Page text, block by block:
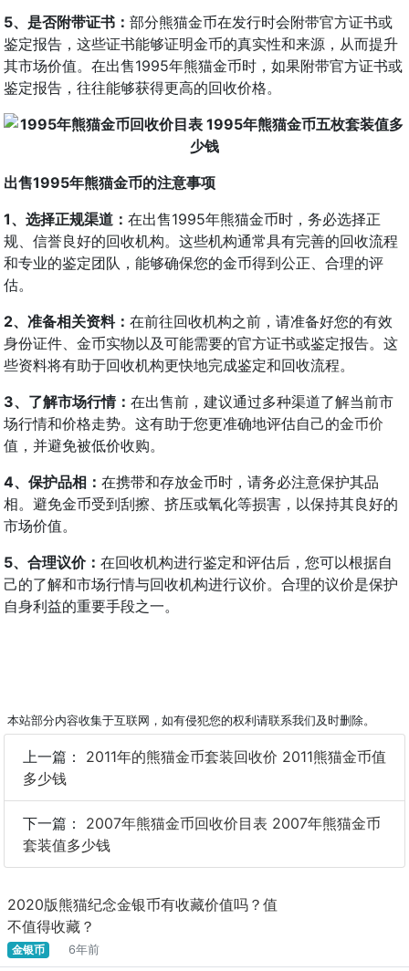
5、是否附带证书： 部分熊猫金币在发行时会附带官方证书或
鉴定报告，这些证书能够证明金币的真实性和来源，从而提升
其市场价值。在出售1995年熊猫金币时，如果附带官方证书或
鉴定报告，往往能够获得更高的回收价格。
出售1995年熊猫金币的注意事项
1、选择正规渠道： 在出售1995年熊猫金币时，务必选择正
规、信誉良好的回收机构。这些机构通常具有完善的回收流程
和专业的鉴定团队，能够确保您的金币得到公正、合理的评
估。
2、准备相关资料： 在前往回收机构之前，请准备好您的有效
身份证件、金币实物以及可能需要的官方证书或鉴定报告。这
些资料将有助于回收机构更快地完成鉴定和回收流程。
3、了解市场行情： 在出售前，建议通过多种渠道了解当前市
场行情和价格走势。这有助于您更准确地评估自己的金币价
值，并避免被低价收购。
4、保护品相： 在携带和存放金币时，请务必注意保护其品
相。避免金币受到刮擦、挤压或氧化等损害，以保持其良好的
市场价值。
5、合理议价： 在回收机构进行鉴定和评估后，您可以根据自
己的了解和市场行情与回收机构进行议价。合理的议价是保护
自身利益的重要手段之一。
本站部分内容收集于互联网，如有侵犯您的权利请联系我们及时删除。
上一篇： 2011年的熊猫金币套装回收价 2011熊猫金币值
多少钱
下一篇： 2007年熊猫金币回收价目表 2007年熊猫金币
套装值多少钱
2020版熊猫纪念金银币有收藏价值吗？值
不值得收藏？
金银币 6年前